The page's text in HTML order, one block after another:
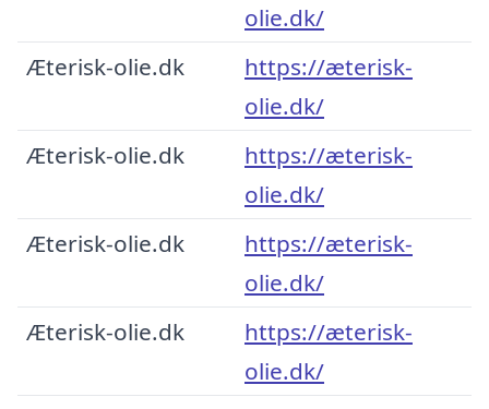
olie.dk/
Æterisk-olie.dk
https://æterisk-
olie.dk/
Æterisk-olie.dk
https://æterisk-
olie.dk/
Æterisk-olie.dk
https://æterisk-
olie.dk/
Æterisk-olie.dk
https://æterisk-
olie.dk/